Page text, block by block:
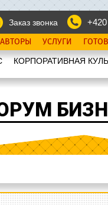
Заказ звонка
АВТОРЫ УСЛУГИ
КОРПОРАТИВНАЯ